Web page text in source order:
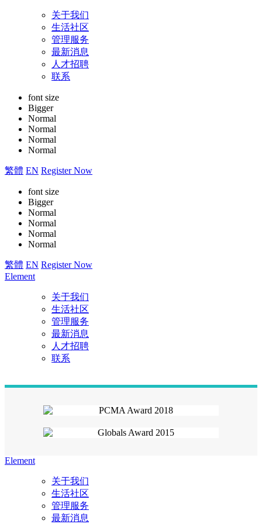
关于我们
生活社区
管理服务
最新消息
人才招聘
联系
font size
Bigger
Normal
Normal
Normal
Normal
繁體 EN Register Now
font size
Bigger
Normal
Normal
Normal
Normal
繁體 EN Register Now
Element
关于我们
生活社区
管理服务
最新消息
人才招聘
联系
Element
关于我们
生活社区
管理服务
最新消息